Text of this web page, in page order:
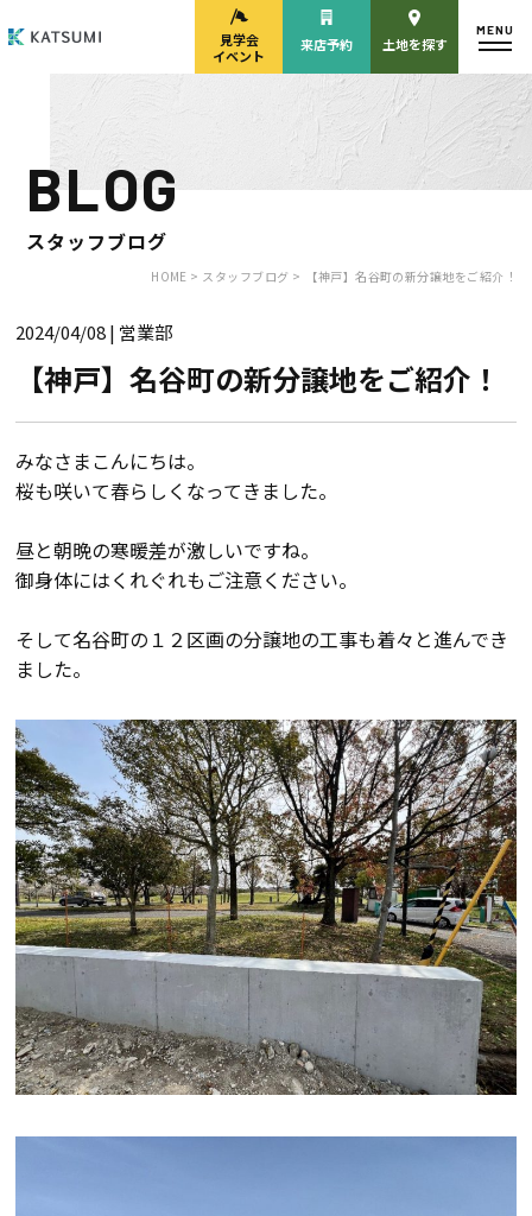
モデルハウス
来場予約
見学会・
来店予約
HOME
物件検索
会員登録
分譲モデルハウス
おすすめ分譲地
手間ひまかけた家づくり
KATSUMIの標準仕様 和暮-なごみ-
素材とデザイン
耐震性能+制震性能
断熱・気密性能と快適性
長期優良住宅
見学会
イベント
来店予約 土地を探す
MENU
BLOG
スタッフブログ
HOME > スタッフブログ > 【神戸】名谷町の新分譲地をご紹介！
2024/04/08| 営業部
【神戸】名谷町の新分譲地をご紹介！
みなさまこんにちは。
桜も咲いて春らしくなってきました。
昼と朝晩の寒暖差が激しいですね。
御身体にはくれぐれもご注意ください。
そして名谷町の１２区画の分譲地の工事も着々と進んでき
ました。